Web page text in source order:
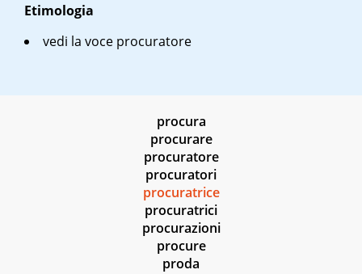
Etimologia
vedi la voce procuratore
procura
procurare
procuratore
procuratori
procuratrice
procuratrici
procurazioni
procure
proda